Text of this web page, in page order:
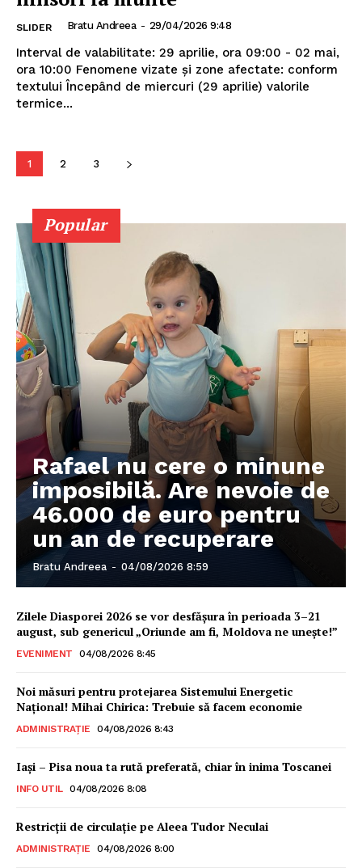
Publică gratuit anunțul tău!
Contact
Emisiuni
Prelucrarea datelor cu caracter personal
SLIDER Bratu Andreea - 29/04/2026 9:48
Interval de valabilitate: 29 aprilie, ora 09:00 - 02 mai,
ora 10:00 Fenomene vizate și zone afectate: conform
textului Începând de miercuri (29 aprilie) valorile
termice...
1 2 3
Popular
Rafael nu cere o minune
imposibilă. Are nevoie de
46.000 de euro pentru
un an de recuperare
Bratu Andreea - 04/08/2026 8:59
Zilele Diasporei 2026 se vor desfășura în perioada 3–21
august, sub genericul „Oriunde am fi, Moldova ne unește!”
EVENIMENT 04/08/2026 8:45
Noi măsuri pentru protejarea Sistemului Energetic
Național! Mihai Chirica: Trebuie să facem economie
ADMINISTRAȚIE 04/08/2026 8:43
Iași – Pisa noua ta rută preferată, chiar în inima Toscanei
INFO UTIL 04/08/2026 8:08
Restricții de circulație pe Aleea Tudor Neculai
ADMINISTRAȚIE 04/08/2026 8:00